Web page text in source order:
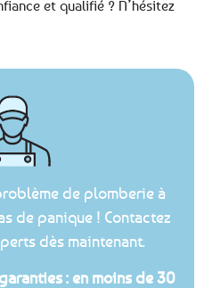
et qualifié ? N’hésitez
de plomberie à
de panique ! Contactez
dès maintenant.
: en moins de 30